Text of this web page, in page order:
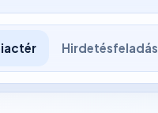
Hirdetésfeladás